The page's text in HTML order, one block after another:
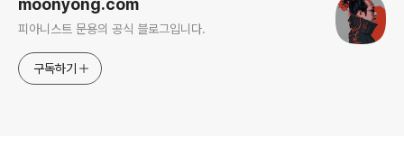
moonyong.com
피아니스트 문용의 공식 블로그입니다.
구독하기